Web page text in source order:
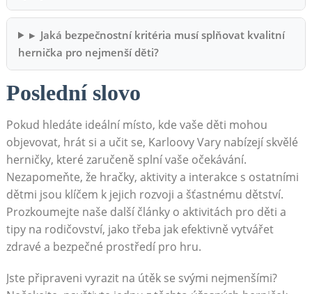
▸ Jaká bezpečnostní kritéria musí splňovat kvalitní
hernička pro nejmenší děti?
Poslední slovo
Pokud hledáte ideální místo, kde vaše děti mohou
objevovat, hrát si a učit se, Karloovy Vary nabízejí skvělé
herničky, které zaručeně splní vaše očekávání.
Nezapomeňte, že hračky, aktivity a interakce s ostatními
dětmi jsou klíčem k jejich rozvoji a šťastnému dětství.
Prozkoumejte naše další články o aktivitách pro děti a
tipy na rodičovství, jako třeba jak efektivně vytvářet
zdravé a bezpečné prostředí pro hru.
Jste připraveni vyrazit na útěk se svými nejmenšími?